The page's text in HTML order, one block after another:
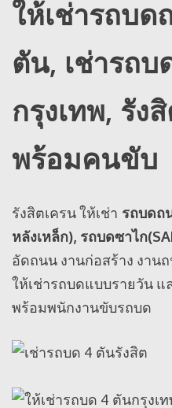
ให้เช่ารถบ
ตัน, เช่ารถ
กรุงเทพ, รัง
พร้อมคนขับ
รังสิตเครน ให้เช่า รถบดถ
หลังเหล็ก), รถบดซาไก
อัดถนน งานก่อสร้าง งาน
ให้เช่ารถบดแบบรายวัน แ
พร้อมพนักงานขับรถบด